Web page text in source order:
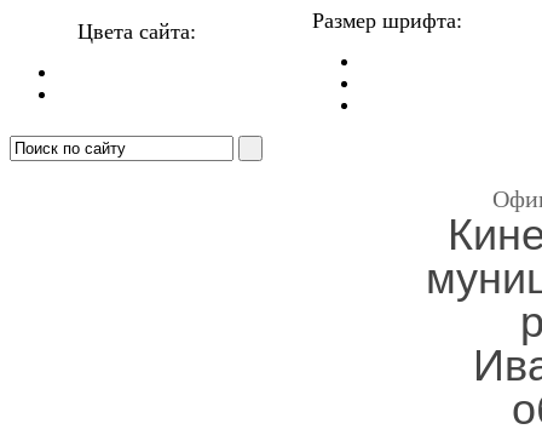
Цвета сайта: Размер шрифта: